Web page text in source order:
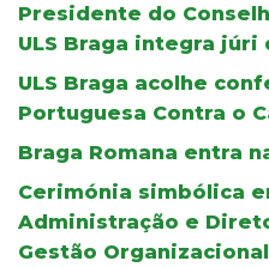
Presidente do
ULS Braga integra
ULS Braga acolhe
Portuguesa Contra o
Braga Romana entra
Cerimónia simbólica
Administração e
Gestão Organizacional